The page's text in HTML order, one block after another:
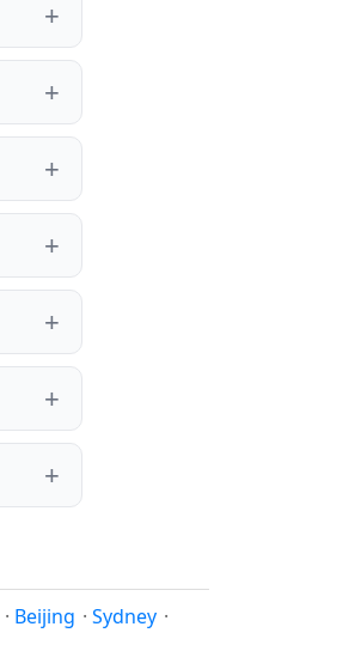
· Beijing · Sydney ·